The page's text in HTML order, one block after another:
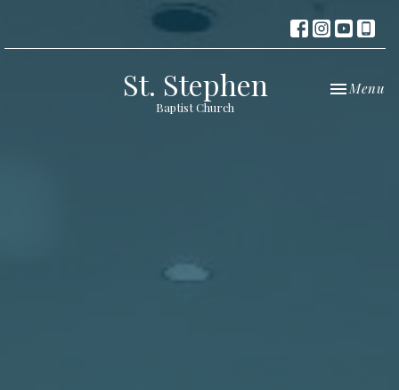
St. Stephen
Baptist Church
Toggle
Menu